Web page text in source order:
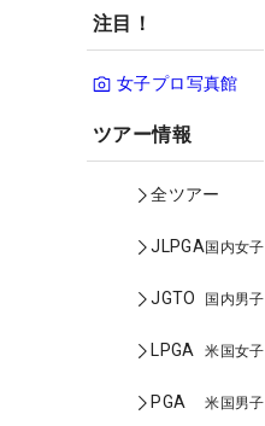
注目！
女子プロ写真館
ツアー情報
全ツアー
JLPGA国内女子
JGTO 国内男子
LPGA 米国女子
PGA 米国男子